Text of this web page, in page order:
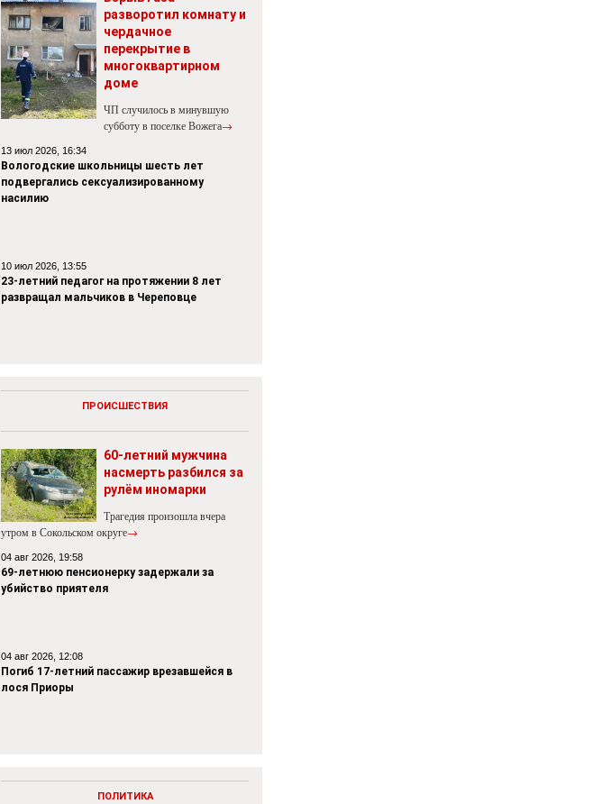
разворотил комнату и
чердачное
перекрытие в
многоквартирном
доме
ЧП случилось в минувшую
субботу в поселке Вожега→
13 июл 2026, 16:34
Вологодские школьницы шесть лет
подвергались сексуализированному
насилию
10 июл 2026, 13:55
23-летний педагог на протяжении 8 лет
развращал мальчиков в Череповце
ПРОИСШЕСТВИЯ
60-летний мужчина
насмерть разбился за
рулём иномарки
Трагедия произошла вчера
утром в Сокольском округе→
04 авг 2026, 19:58
69-летнюю пенсионерку задержали за
убийство приятеля
04 авг 2026, 12:08
Погиб 17-летний пассажир врезавшейся в
лося Приоры
ПОЛИТИКА